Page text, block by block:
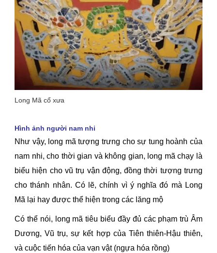
Long Mã cổ xưa
Hình ảnh người nam nhi
Như vậy, long mã tượng trưng cho sự tung hoành của
nam nhi, cho thời gian và không gian, long mã chạy là
biểu hiện cho vũ trụ vận động, đồng thời tượng trưng
cho thánh nhân. Có lẽ, chính vì ý nghĩa đó mà Long
Mã lại hay được thể hiện trong các lăng mộ
Có thể nói, long mã tiêu biểu đầy đủ các phạm trù Âm
Dương, Vũ trụ, sự kết hợp của Tiên thiên-Hậu thiên,
và cuộc tiến hóa của vạn vật (ngựa hóa rồng)